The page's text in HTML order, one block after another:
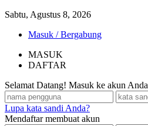
Sabtu, Agustus 8, 2026
Masuk / Bergabung
MASUK
DAFTAR
Selamat Datang! Masuk ke akun Anda
Lupa kata sandi Anda?
Mendaftar membuat akun